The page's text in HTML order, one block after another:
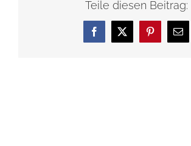
Teile diesen Beitrag:
Facebook
X Pinterest
E-
Mail